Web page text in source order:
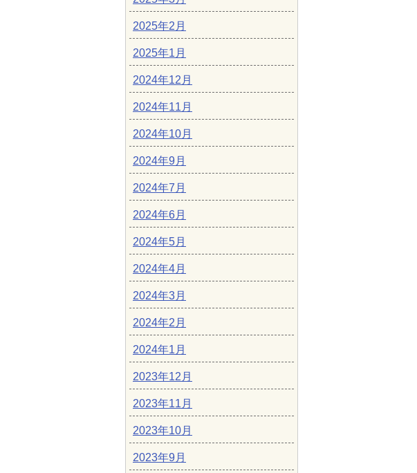
2025年2月
2025年1月
2024年12月
2024年11月
2024年10月
2024年9月
2024年7月
2024年6月
2024年5月
2024年4月
2024年3月
2024年2月
2024年1月
2023年12月
2023年11月
2023年10月
2023年9月